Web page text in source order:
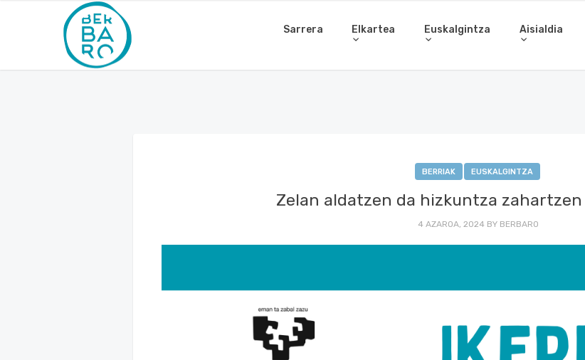
Sarrera Elkartea Euskalgintza Aisialdia
BERRIAK EUSKALGINTZA
Zelan aldatzen da hizkuntza zahartzen
4 AZAROA, 2024 BY BERBARO